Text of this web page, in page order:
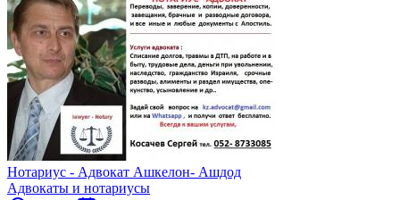
Нотариус - Адвокат Ашкелон- Ашдод
Адвокаты и нoтариусы